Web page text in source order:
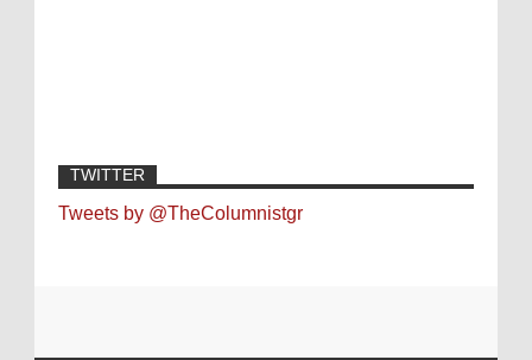
TWITTER
Tweets by @TheColumnistgr